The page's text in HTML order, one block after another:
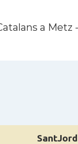
a Nice, Niça
a Metz